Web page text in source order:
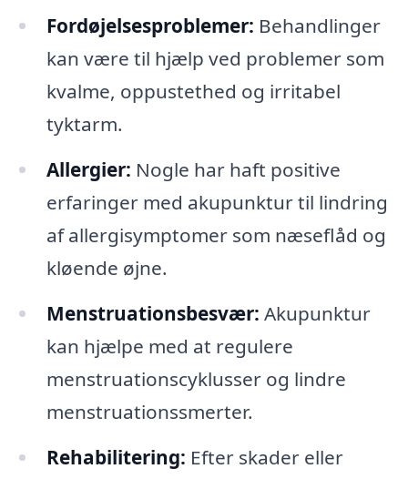
Fordøjelsesproblemer: Behandlinger
kan være til hjælp ved problemer som
kvalme, oppustethed og irritabel
tyktarm.
Allergier: Nogle har haft positive
erfaringer med akupunktur til lindring
af allergisymptomer som næseflåd og
kløende øjne.
Menstruationsbesvær: Akupunktur
kan hjælpe med at regulere
menstruationscyklusser og lindre
menstruationssmerter.
Rehabilitering: Efter skader eller